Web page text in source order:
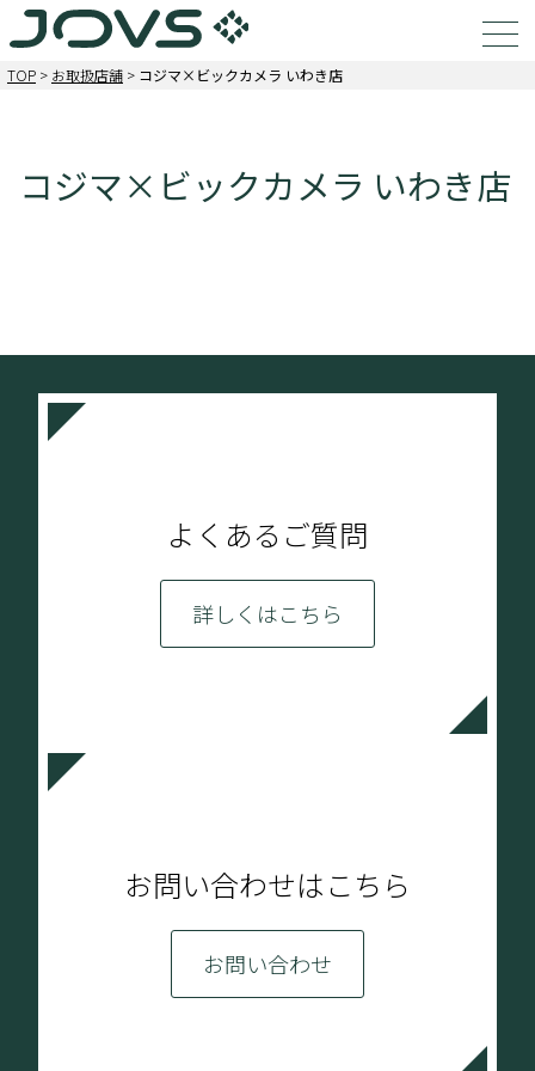
TOP > お取扱店舗 > コジマ×ビックカメラ いわき店
コジマ×ビックカメラ いわき店
よくあるご質問
詳しくはこちら
お問い合わせはこちら
お問い合わせ